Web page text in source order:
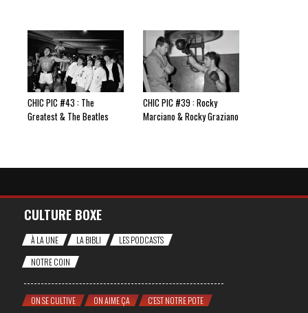
CHIC PIC #43 : The
Greatest & The Beatles
CHIC PIC #39 : Rocky
Marciano & Rocky Graziano
CULTURE BOXE
À LA UNE LA BIBLI
LES PODCASTS
NOTRE COIN
ON SE CULTIVE ON AIME ÇA
C'EST NOTRE POTE